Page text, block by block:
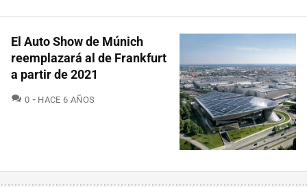
El Auto Show de Múnich
reemplazará al de Frankfurt
a partir de 2021
0 COMENTARIOS
HACE 6 AÑOS